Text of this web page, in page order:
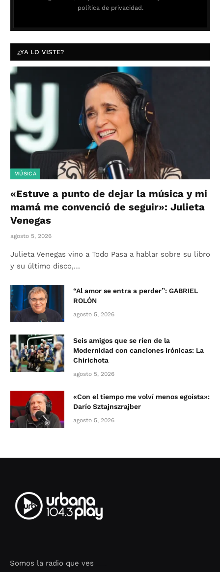
política de privacidad.
¿YA LO VISTE?
MÚSICA
«Estuve a punto de dejar la música y mi
mamá me convenció de seguir»: Julieta
Venegas
agosto 5, 2026
Julieta Venegas vino a Todo Pasa a hablar sobre su libro
y su último disco,…
“Al amor se entra a perder”: GABRIEL
ROLÓN
agosto 5, 2026
Seis amigos que se ríen de la
Modernidad con canciones irónicas: La
Chirichota
agosto 5, 2026
«Con el tiempo me volví menos egoísta»:
Darío Sztajnszrajber
agosto 5, 2026
Somos la radio que ves